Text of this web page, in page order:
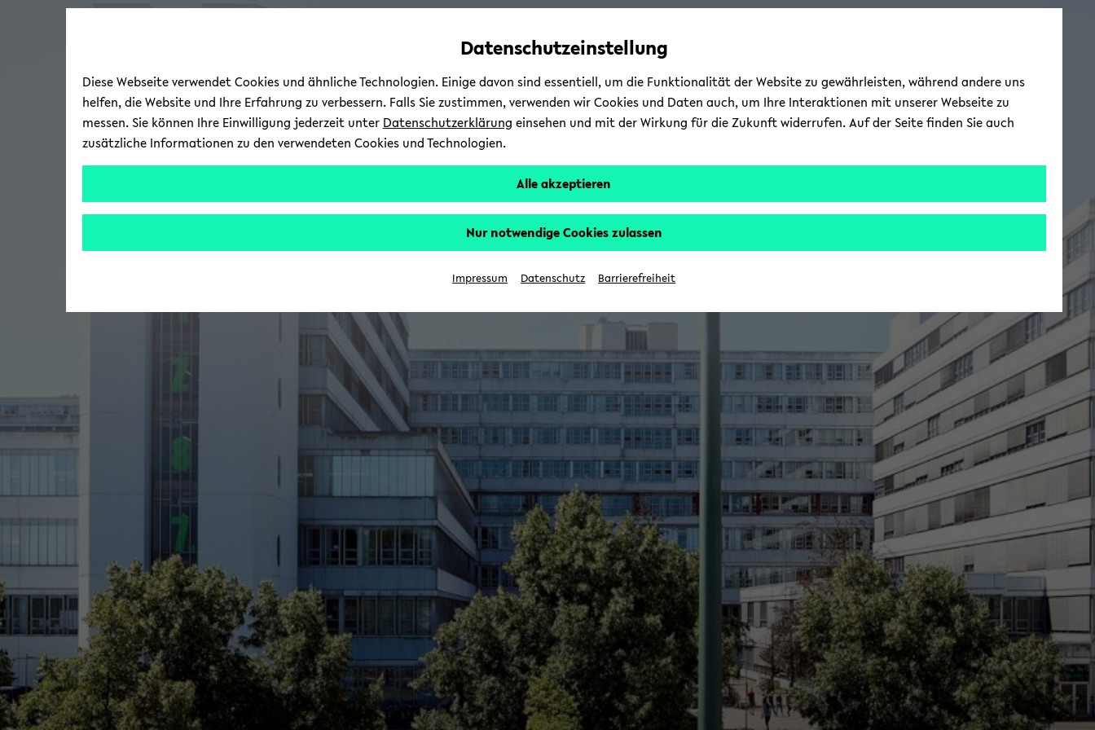
Automatische
vermeiden
zum
wechseln
zum
wechseln
zum
wechseln
Datenschutzeinstellung
Diese Webseite verwendet Cookies und ähnliche Technologien. Einige davon sind essentiell, um die Funktionalität der Website zu gewährleisten, während andere uns
helfen, die Website und Ihre Erfahrung zu verbessern. Falls Sie zustimmen, verwenden wir Cookies und Daten auch, um Ihre Interaktionen mit unserer Webseite zu
messen. Sie können Ihre Einwilligung jederzeit unter Datenschutzerklärung einsehen und mit der Wirkung für die Zukunft widerrufen. Auf der Seite finden Sie auch
zusätzliche Informationen zu den verwendeten Cookies und Technologien.
Alle akzeptieren
Nur notwendige Cookies zulassen
Impressum Datenschutz Barrierefreiheit